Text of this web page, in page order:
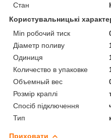
Стан
Користувальницькі
Min робочий тиск
Діаметр поливу
Одиниця
Количество в упаковке
Объемный вес
Розмір краплі
Спосіб підключення
Тип
Приховати